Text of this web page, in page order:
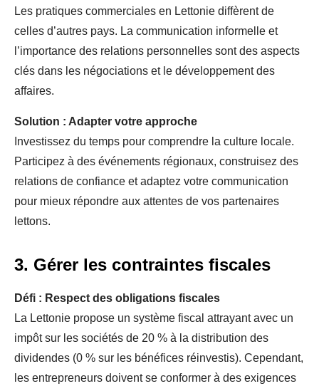
Les pratiques commerciales en Lettonie diffèrent de
celles d’autres pays. La communication informelle et
l’importance des relations personnelles sont des aspects
clés dans les négociations et le développement des
affaires.
Solution : Adapter votre approche
Investissez du temps pour comprendre la culture locale.
Participez à des événements régionaux, construisez des
relations de confiance et adaptez votre communication
pour mieux répondre aux attentes de vos partenaires
lettons.
3. Gérer les contraintes fiscales
Défi : Respect des obligations fiscales
La Lettonie propose un système fiscal attrayant avec un
impôt sur les sociétés de 20 % à la distribution des
dividendes (0 % sur les bénéfices réinvestis). Cependant,
les entrepreneurs doivent se conformer à des exigences